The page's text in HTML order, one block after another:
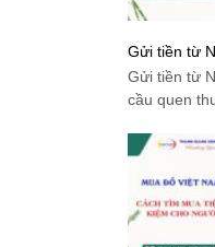
Gửi tiền từ
cách
kiệm
Gửi tiền từ
cầu quen